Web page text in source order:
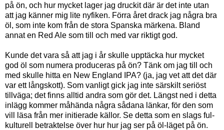
på ön, och hur mycket lager jag druckit där är det inte utan
att jag känner mig lite nyfiken. Förra året drack jag några bra
öl, som inte kom från de stora Spanska märkena. Bland
annat en Red Ale som till och med var riktigt god.
Kunde det vara så att jag i år skulle upptäcka hur mycket
god öl som numera produceras på ön? Tänk om jag till och
med skulle hitta en New England IPA? (ja, jag vet att det där
var ett långskott). Som vanligt gick jag inte särskilt seriöst
tillväga; det finns alltid andra som gör det. Längst ned i detta
inlägg kommer måhända några sådana länkar, för den som
vill läsa från mer initierade källor. Se detta som en slags ful-
kulturell betraktelse över hur hur jag ser på öl-läget på ön.